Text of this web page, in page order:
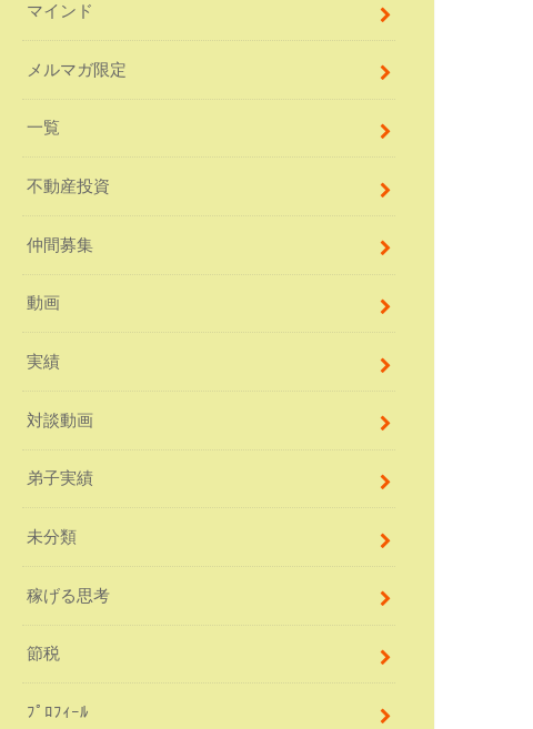
マインド
メルマガ限定
一覧
不動産投資
仲間募集
動画
実績
対談動画
弟子実績
未分類
稼げる思考
節税
ﾌﾟﾛﾌｨｰﾙ